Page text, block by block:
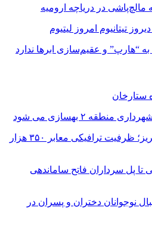
در دریاچه ارومیه
تیتانیوم امروز لیتیوم
“هارپ” و عقیم‌سازی ابرها ندارد
ستارخان
۲ بهسازی می شود
یک میلیون خودرو در تبریز؛ ظرفیت ترافیکی معابر ۳۵۰ هزار
تا پل سرداران فاتح ساماندهی
نوجوانان دختران و پسران در